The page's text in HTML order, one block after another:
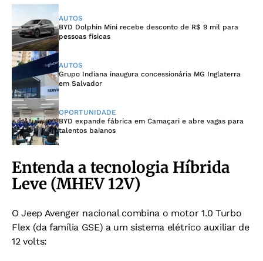
AUTOS
BYD Dolphin Mini recebe desconto de R$ 9 mil para
pessoas físicas
AUTOS
Grupo Indiana inaugura concessionária MG Inglaterra
em Salvador
OPORTUNIDADE
BYD expande fábrica em Camaçari e abre vagas para
talentos baianos
Entenda a tecnologia Híbrida
Leve (MHEV 12V)
O Jeep Avenger nacional combina o motor 1.0 Turbo
Flex (da família GSE) a um sistema elétrico auxiliar de
12 volts: